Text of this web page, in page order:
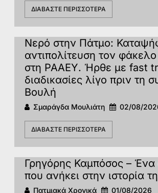
ΔΙΑΒΆΣΤΕ ΠΕΡΙΣΣΌΤΕΡΑ
Νερό στην Πάτμο:
αντιπολίτευση τον
στη ΡΑΑΕΥ. Ήρθε με fast
διαδικασίες λίγο πριν τη
Βουλή
Σμαράγδα Μουλιάτη 02/08/
ΔΙΑΒΆΣΤΕ ΠΕΡΙΣΣΌΤΕΡΑ
Γρηγόρης Καμπόσος –
που ανήκει στην ιστορία
Πατμιακά Χρονικά 01/08/2026